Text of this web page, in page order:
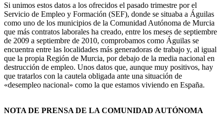
Si unimos estos datos a los ofrecidos el pasado trimestre por el
Servicio de Empleo y Formación (SEF), donde se situaba a Águilas
como uno de los municipios de la Comunidad Autónoma de Murcia
que más contratos laborales ha creado, entre los meses de septiembre
de 2009 a septiembre de 2010, comprobamos como Águilas se
encuentra entre las localidades más generadoras de trabajo y, al igual
que la propia Región de Murcia, por debajo de la media nacional en
destrucción de empleo. Unos datos que, aunque muy positivos, hay
que tratarlos con la cautela obligada ante una situación de
«desempleo nacional» como la que estamos viviendo en España.
NOTA DE PRENSA DE LA COMUNIDAD AUTÓNOMA